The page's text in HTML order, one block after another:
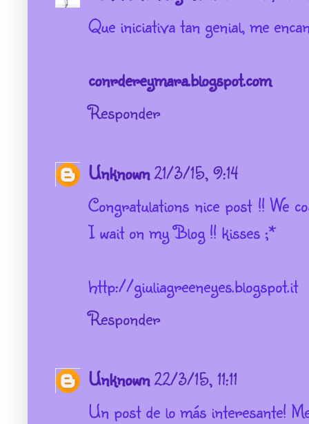
Que iniciativa tan genial, me
conrdereymara.blogspot.com
Responder
Unknown21/3/15, 9:14
Congratulations nice post !! We
I wait on my Blog !! kisses ;*
http://giuliagreeneyes.blogspot.it
Responder
Unknown22/3/15, 11:11
Un post de lo más interesante!